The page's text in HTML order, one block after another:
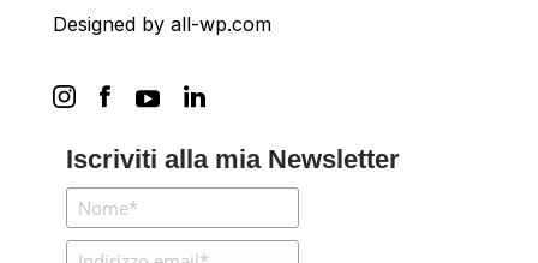
Designed by all-wp.com
Iscriviti alla mia Newsletter